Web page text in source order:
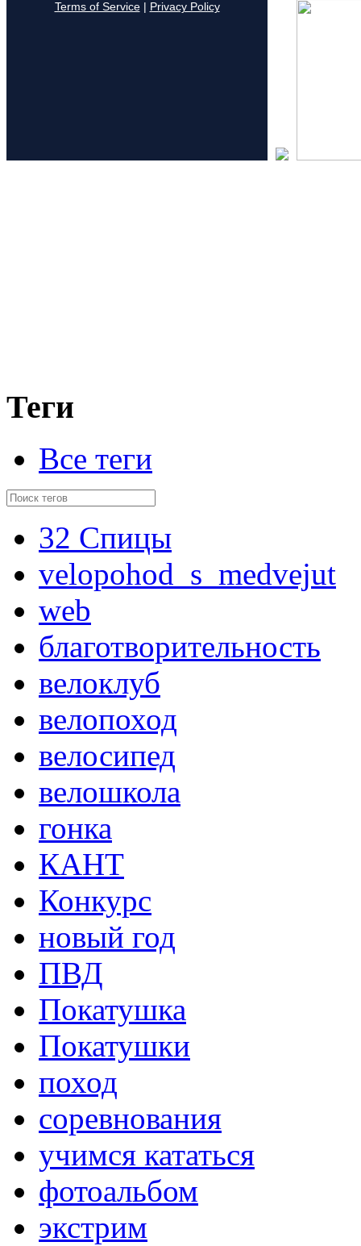
Теги
Все теги
32 Спицы
velopohod_s_medvejut
web
благотворительность
велоклуб
велопоход
велосипед
велошкола
гонка
КАНТ
Конкурс
новый год
ПВД
Покатушка
Покатушки
поход
соревнования
учимся кататься
фотоальбом
экстрим